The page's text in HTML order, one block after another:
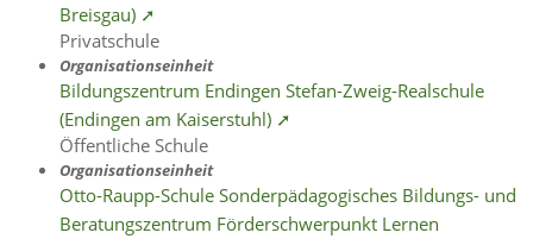
Breisgau) ➚
Privatschule
Organisationseinheit
Bildungszentrum Endingen Stefan-Zweig-Realschule
(Endingen am Kaiserstuhl) ➚
Öffentliche Schule
Organisationseinheit
Otto-Raupp-Schule Sonderpädagogisches Bildungs- und
Beratungszentrum Förderschwerpunkt Lernen